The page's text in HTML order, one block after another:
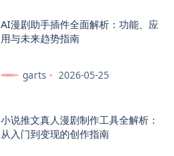
AI漫剧助手插件全面解析：功能、应
用与未来趋势指南
garts 2026-05-25
小说推文真人漫剧制作工具全解析：
从入门到变现的创作指南